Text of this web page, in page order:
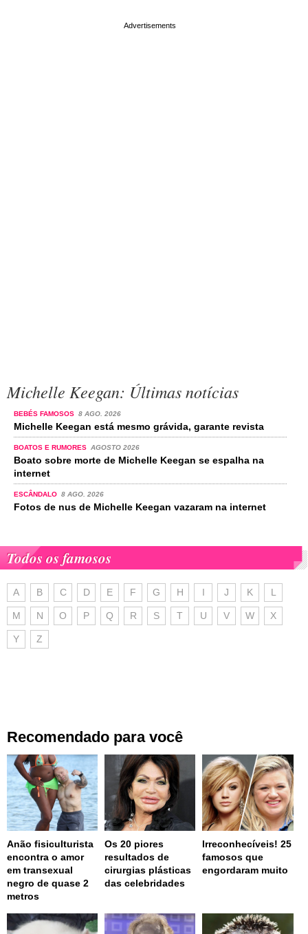
Michelle Keegan: Últimas notícias
BEBÉS FAMOSOS 8 AGO. 2026
Michelle Keegan está mesmo grávida, garante revista
BOATOS E RUMORES AGOSTO 2026
Boato sobre morte de Michelle Keegan se espalha na
internet
ESCÂNDALO 8 AGO. 2026
Fotos de nus de Michelle Keegan vazaram na internet
Todos os famosos
A B C D E F G H I J K L
M N O P Q R S T U V W X
Y Z
Recomendado para você
Anão fisiculturista
encontra o amor
em transexual
negro de quase 2
metros
Os 20 piores
resultados de
cirurgias plásticas
das celebridades
Irreconhecíveis! 25
famosos que
engordaram muito